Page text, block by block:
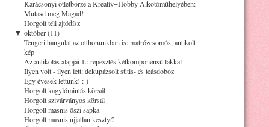
Karácsonyi ötletbörze a Kreatív+Hobby Alkotóműhelyében:
Mutasd meg Magad!
Horgolt téli ajtódísz
▼ október (11)
Tengeri hangulat az otthonunkban is: matrózcsomós, antikolt
kép
Az antikolás alapjai 1.: repesztés kétkomponensű lakkal
Ilyen volt - ilyen lett: dekupázsolt sütis- és teásdoboz
Egy évesek lettünk! :-)
Horgolt kagylómintás körsál
Horgolt szivárványos körsál
Horgolt masnis őszi sapka
Horgolt masnis ujjatlan kesztyű